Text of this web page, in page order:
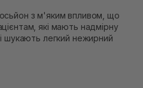
16-го Липня, 15
Кулика і Гудачека 23 (ТЦ
з м'яким впливом, що
які мають надмірну
шукають легкий нежирний